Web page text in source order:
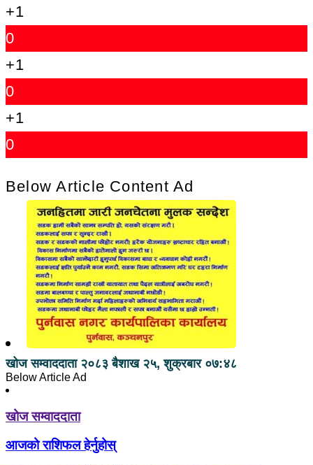
+1
0
+1
0
+1
0
Below Article Content Ad
खोज सम्वाददाता २०८३ बैशाख २५, शुक्रबार ०७:४८
Below Article Ad
खोज सम्वाददाता
आजको राशिफल हेर्नुहोस्